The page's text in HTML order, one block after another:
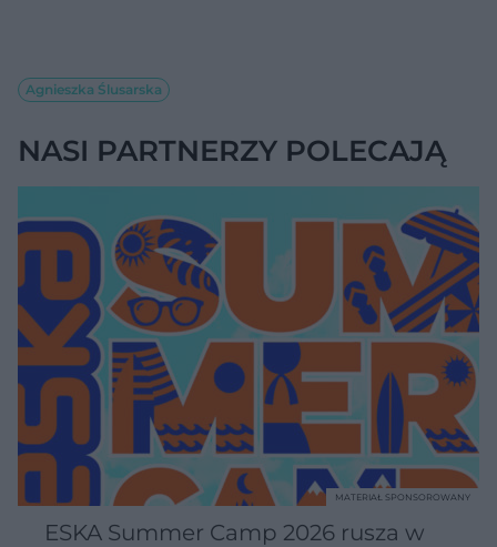
Agnieszka Ślusarska
NASI PARTNERZY POLECAJĄ
ESKA Summer Camp 2026 rusza w
MATERIAŁ SPONSOROWANY